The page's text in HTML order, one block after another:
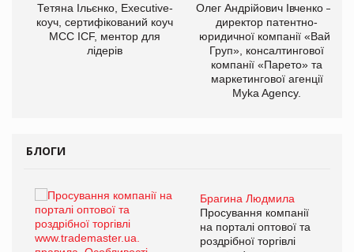
Тетяна Ільєнко, Executive-
коуч, сертифікований коуч
МСС ICF, ментор для
лідерів
Олег Андрійович Івченко —
директор патентно-
юридичної компанії «Вайз
Груп», консалтингової
компанії «Парето» та
маркетингової агенції
Myka Agency.
БЛОГИ
Брагина Людмила
Просування компанії
на порталі оптової та
роздрібної торгівлі